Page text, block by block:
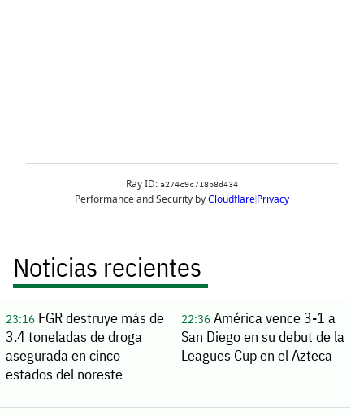
Noticias recientes
23:16FGR destruye más de
3.4 toneladas de droga
asegurada en cinco
estados del noreste
22:36América vence 3-1 a
San Diego en su debut de la
Leagues Cup en el Azteca